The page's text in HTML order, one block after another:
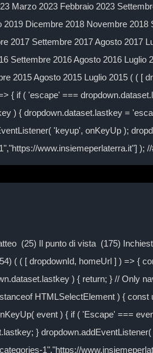
Marzo 2023 Febbraio 2023
Dicembre 2018 Novembre
2017 Settembre 2017 Agosto 2017
Settembre 2016 Agosto 2016
2015 Agosto 2015 Luglio 2015 ( (
{ if ( 'escape' ===
) { dropdown.dataset.lastkey =
'keyup', onKeyUp );
www.insiemeperlaterra.it"] );
(25) Il punto di vista (175)
( ( [ dropdownId, homeUrl ] ) => {
) { return; } // Only
HTMLSelectElement ) {
event ) { if ( 'Escape' ===
}
1","https://